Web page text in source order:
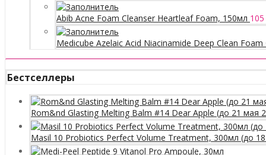
Abib Acne Foam Cleanser Heartleaf Foam, 150мл
Medicube Azelaic Acid Niacinamide Deep Clean Foam
Бестселлеры
Rom&nd Glasting Melting Balm #14 Dear Apple (до 21 мая
Masil 10 Probiotics Perfect Volume Treatment, 300мл (до